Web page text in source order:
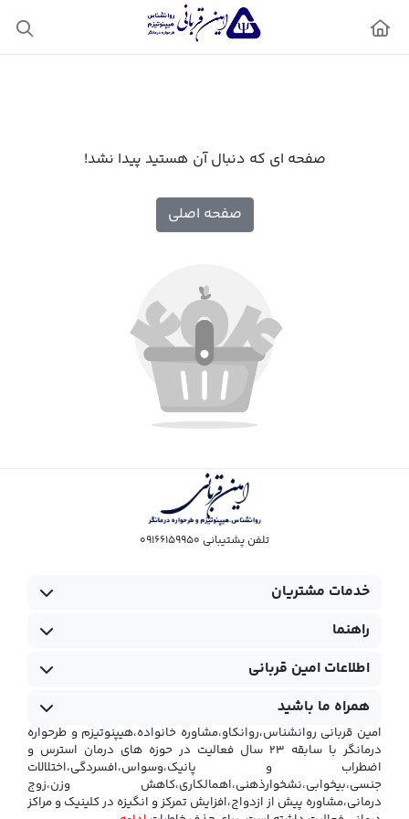
صفحه ای که دنبال آن هستید پیدا نشد!
صفحه اصلی
تلفن پشتیبانی 09166159950
خدمات مشتریان
راهنما
اطلاعات امین قربانی
همراه ما باشید
امین قربانی روانشناس،روانکاو،مشاوره خانواده،هیپنوتیزم و طرحواره
درمانگر با سابقه ۲۳ سال فعالیت در حوزه های درمان استرس و
اضطراب و پانیک،وسواس،افسردگی،اختلالات
جنسی،بیخوابی،نشخوارذهنی،اهمالکاری،کاهش وزن،زوج
درمانی،مشاوره پیش از ازدواج،افزایش تمرکز و انگیزه در کلینیک و مراکز